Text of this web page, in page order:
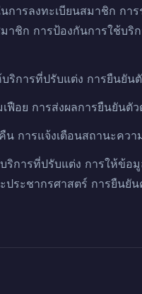
การลงทะเบียนสมาชิก ก
ชิก การป้องกันการใช้บริ
ริการที่ปรับแต่ง การยืนยั
อย การส่งผลการยืนยันตั
การแจ้งเตือนสถานะคว
การที่ปรับแต่ง การให้ข้
ะชากรศาสตร์ การยืนยัน